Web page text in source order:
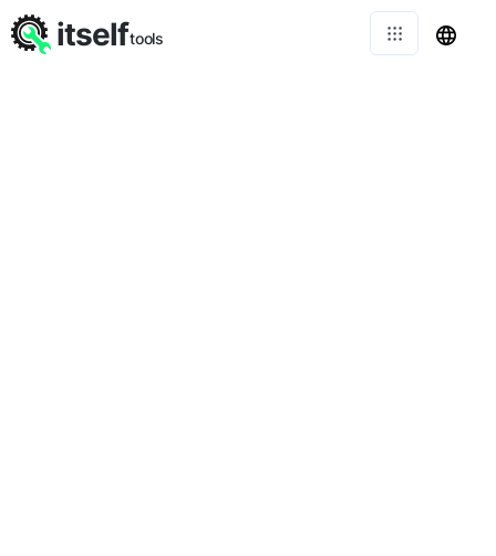
itselftools